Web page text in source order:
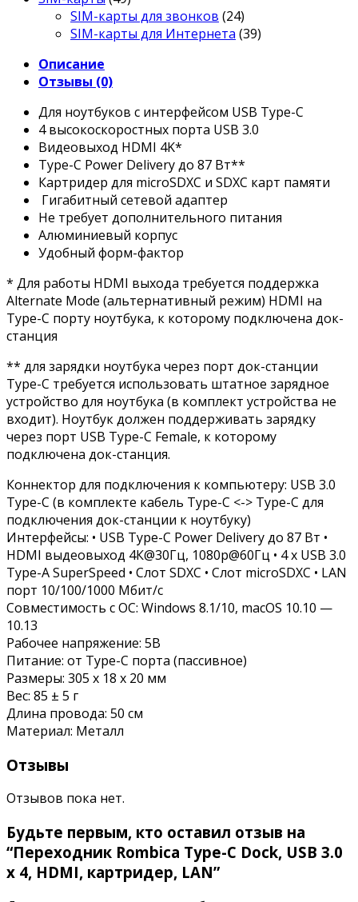
SIM-карты для звонков (24)
SIM-карты для Интернета (39)
Описание
Отзывы (0)
Для ноутбуков с интерфейсом USB Type-C
4 высокоскоростных порта USB 3.0
Видеовыход HDMI 4K*
Type-C Power Delivery до 87 Вт**
Картридер для microSDXC и SDXC карт памяти
Гигабитный сетевой адаптер
Не требует дополнительного питания
Алюминиевый корпус
Удобный форм-фактор
* Для работы HDMI выхода требуется поддержка
Alternate Mode (альтернативный режим) HDMI на
Type-C порту ноутбука, к которому подключена док-
станция
** для зарядки ноутбука через порт док-станции
Type-C требуется использовать штатное зарядное
устройство для ноутбука (в комплект устройства не
входит). Ноутбук должен поддерживать зарядку
через порт USB Type-C Female, к которому
подключена док-станция.
Коннектор для подключения к компьютеру: USB 3.0
Type-C (в комплекте кабель Type-C <-> Type-C для
подключения док-станции к ноутбуку)
Интерфейсы: • USB Type-C Power Delivery до 87 Вт •
HDMI выдеовыход 4К@30Гц, 1080p@60Гц • 4 x USB 3.0
Type-A SuperSpeed • Слот SDXC • Слот microSDXC • LAN
порт 10/100/1000 Мбит/c
Совместимость с ОС: Windows 8.1/10, macOS 10.10 —
10.13
Рабочее напряжение: 5В
Питание: от Type-C порта (пассивное)
Размеры: 305 x 18 x 20 мм
Вес: 85 ± 5 г
Длина провода: 50 см
Материал: Металл
Отзывы
Отзывов пока нет.
Будьте первым, кто оставил отзыв на
“Переходник Rombica Type-C Dock, USB 3.0
x 4, HDMI, картридер, LAN”